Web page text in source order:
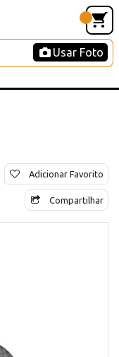
Usar Foto
Adicionar Favorito
Compartilhar